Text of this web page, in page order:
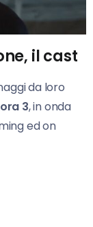
il cast
da loro
3, in onda
ed on